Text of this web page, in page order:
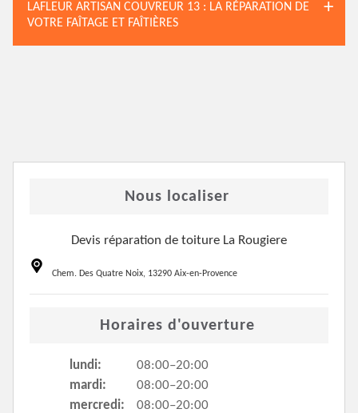
LAFLEUR ARTISAN COUVREUR 13 : LA RÉPARATION DE
VOTRE FAÎTAGE ET FAÎTIÈRES
Nous localiser
Devis réparation de toiture La Rougiere
Chem. Des Quatre Noix, 13290 Aix-en-Provence
Horaires d'ouverture
lundi:
08:00–20:00
mardi:
08:00–20:00
mercredi:
08:00–20:00